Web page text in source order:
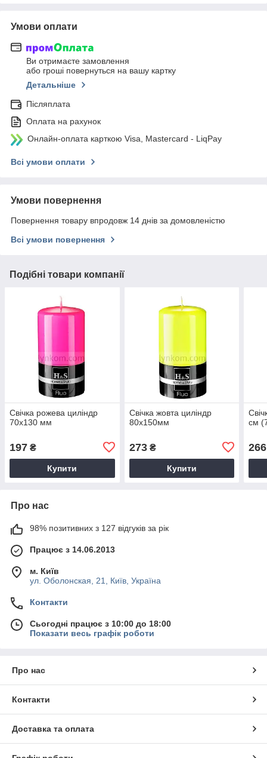
Умови оплати
Ви отримаєте замовлення
або гроші повернуться на вашу картку
Детальніше
Післяплата
Оплата на рахунок
Онлайн-оплата карткою Visa, Mastercard - LiqPay
Всі умови оплати
Умови повернення
Повернення товару впродовж 14 днів за домовленістю
Всі умови повернення
Подібні товари компанії
Свічка рожева циліндр
70х130 мм
197 ₴
Купити
Свічка жовта циліндр
80х150мм
273₴
Купити
см
266
Про нас
98% позитивних з 127 відгуків за рік
Працює з 14.06.2013
м. Київ
ул. Оболонская, 21, Київ, Україна
Контакти
Сьогодні працює з 10:00 до 18:00
Показати весь графік роботи
Про нас
Контакти
Доставка та оплата